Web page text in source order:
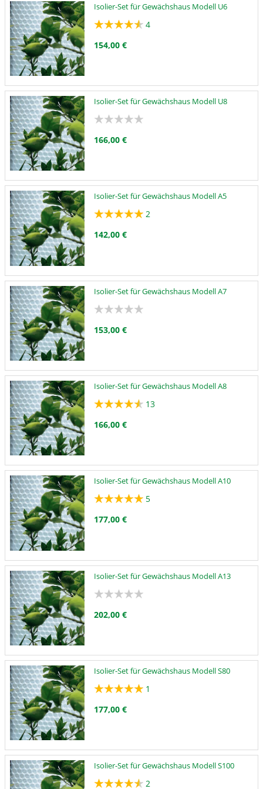
Isolier-Set für Gewächshaus Modell U6
4
154,00 €
Isolier-Set für Gewächshaus Modell U8
166,00 €
Isolier-Set für Gewächshaus Modell A5
2
142,00 €
Isolier-Set für Gewächshaus Modell A7
153,00 €
Isolier-Set für Gewächshaus Modell A8
13
166,00 €
Isolier-Set für Gewächshaus Modell A10
5
177,00 €
Isolier-Set für Gewächshaus Modell A13
202,00 €
Isolier-Set für Gewächshaus Modell S80
1
177,00 €
Isolier-Set für Gewächshaus Modell S100
2